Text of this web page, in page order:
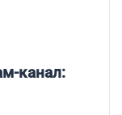
канал: